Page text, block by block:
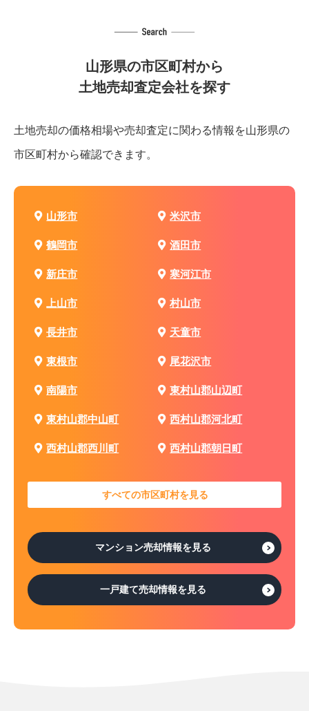
山形県の市区町村から
土地売却査定会社を探す
土地売却の価格相場や売却査定に関わる情報を山形県の
市区町村から確認できます。
山形市 米沢市
鶴岡市 酒田市
新庄市 寒河江市
上山市 村山市
長井市 天童市
東根市 尾花沢市
南陽市 東村山郡山辺町
東村山郡中山町 西村山郡河北町
西村山郡西川町 西村山郡朝日町
すべての市区町村を見る
マンション売却情報を見る
一戸建て売却情報を見る